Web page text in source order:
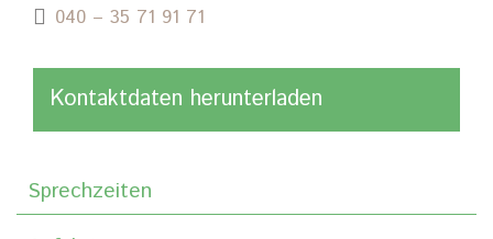
040 – 35 71 91 71
Kontaktdaten herunterladen
Sprechzeiten